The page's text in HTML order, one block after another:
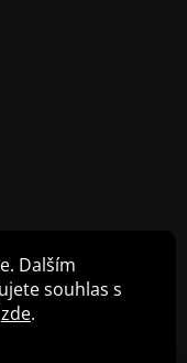
Dalším
souhlas s
zde.